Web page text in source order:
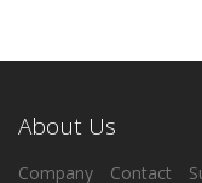
About Us
Company Contact